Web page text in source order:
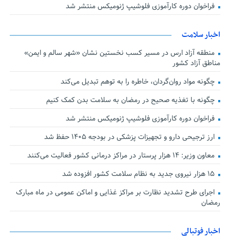
فراخوان دوره کارآموزی فلوشیپ ژنومیکس منتشر شد
اخبار سلامت
منطقه آزاد ارس در مسیر کسب نخستین نشان «شهر سالم و ایمن»
مناطق آزاد کشور
چگونه مواد روان‌گردان، خاطره را به توهم تبدیل می‌کند
چگونه با تغذیه صحیح در رمضان به سلامت بدن کمک کنیم
فراخوان دوره کارآموزی فلوشیپ ژنومیکس منتشر شد
ارز ترجیحی دارو و تجهیزات پزشکی در بودجه ۱۴۰۵ حفظ شد
معاون وزیر: ۱۴ هزار پرستار در مراکز درمانی کشور فعالیت می‌کنند
۱۵ هزار نیروی جدید به نظام سلامت کشور افزوده شد
اجرای طرح تشدید نظارت بر مراکز غذایی و اماکن عمومی در ماه مبارک
رمضان
اخبار فوتبالی